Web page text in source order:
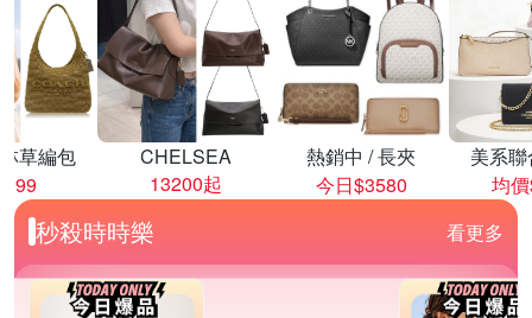
草編包
CHELSEA
13200起
熱銷中 / 長夾
今日$3580
美系
均
秒殺時時樂 看更多